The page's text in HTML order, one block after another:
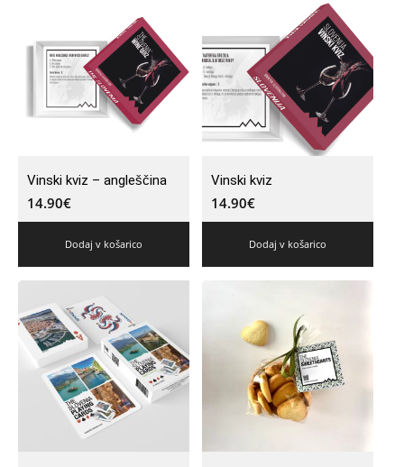
Vinski kviz – angleščina
14.90€
Dodaj v košarico
Vinski kviz
14.90€
Dodaj v košarico